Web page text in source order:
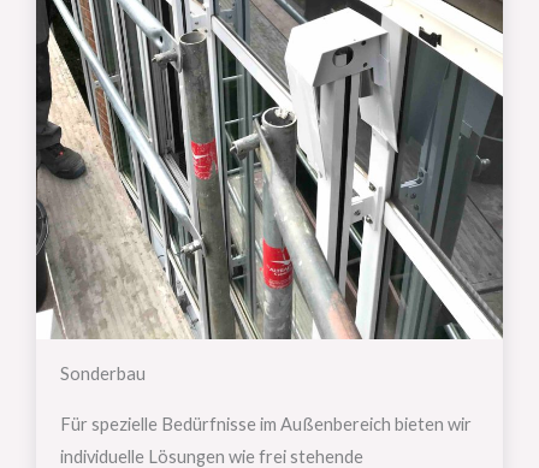
Sonderbau
Für spezielle Bedürfnisse im Außenbereich bieten wir
individuelle Lösungen wie frei stehende